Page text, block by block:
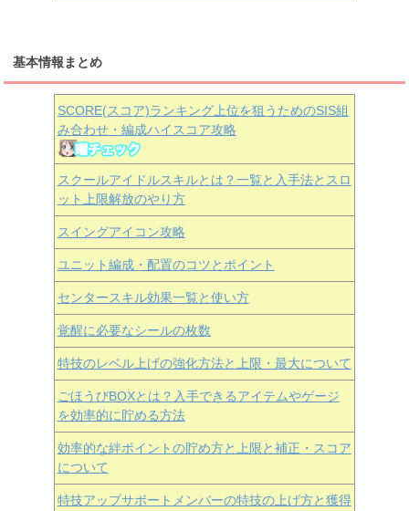
基本情報まとめ
SCORE(スコア)ランキング上位を狙うためのSIS組
み合わせ・編成ハイスコア攻略
スクールアイドルスキルとは？一覧と入手法とスロ
ット上限解放のやり方
スイングアイコン攻略
ユニット編成・配置のコツとポイント
センタースキル効果一覧と使い方
覚醒に必要なシールの枚数
特技のレベル上げの強化方法と上限・最大について
ごほうびBOXとは？入手できるアイテムやゲージ
を効率的に貯める方法
効率的な絆ポイントの貯め方と上限と補正・スコア
について
特技アップサポートメンバーの特技の上げ方と獲得